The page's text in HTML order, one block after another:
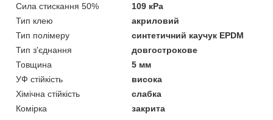
Сила стискання 50%
109 кРа
Тип клею
акриловий
Тип полімеру
cинтетичний каучук EPDM
Тип з'єднання
довгострокове
Товщина
5 мм
УФ стійкість
висока
Хімічна стійкість
слабка
Комірка
закрита